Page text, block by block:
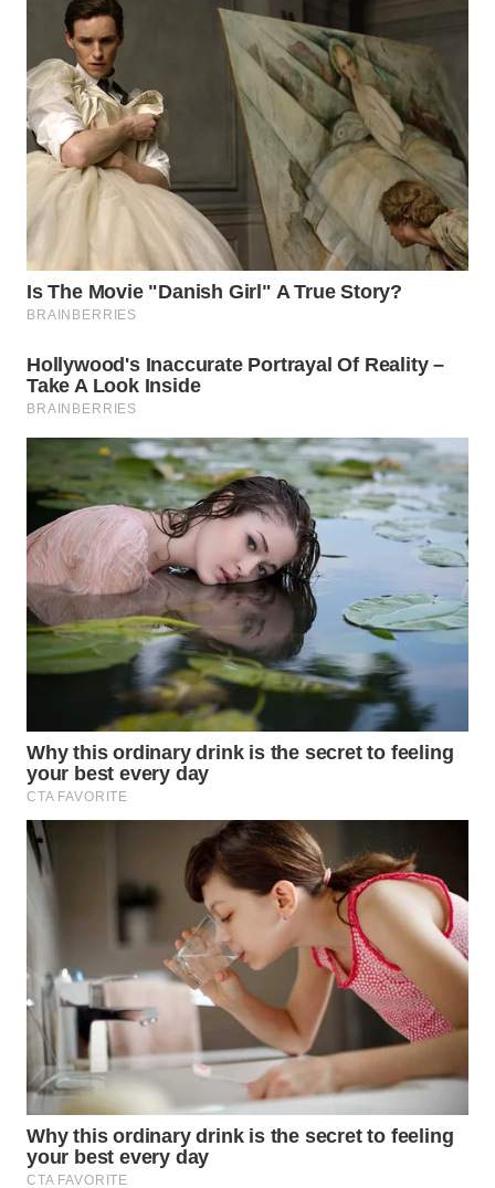
MKLI
LPKKI
LKKI
KOPEKLIN
PORTAL
KONSUMEN
ALPERKLINAS
FORJASIDA
TAMBANG
NEWS
SITUNGIR
SIDIKALANG
SIBARAGAS
NEWS
SIANTAR
NEWS
NEWS
METRO
JAKARTA
NEWS
KRT
NEWS